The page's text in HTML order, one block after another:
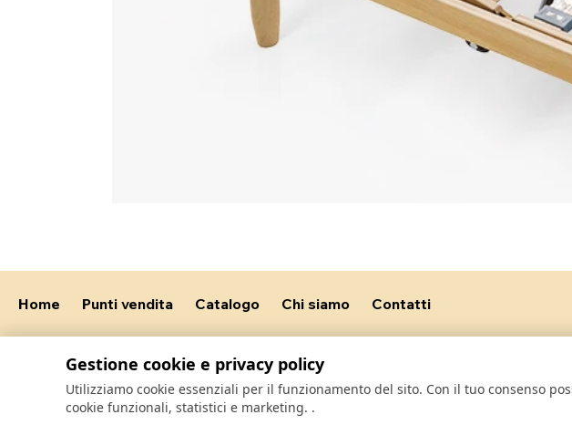
Home Punti vendita Catalogo Chi siamo Contatti
Gestione cookie e privacy policy
Utilizziamo cookie essenziali per il funzionamento del sito. Con il tuo consenso
cookie funzionali, statistici e marketing. .